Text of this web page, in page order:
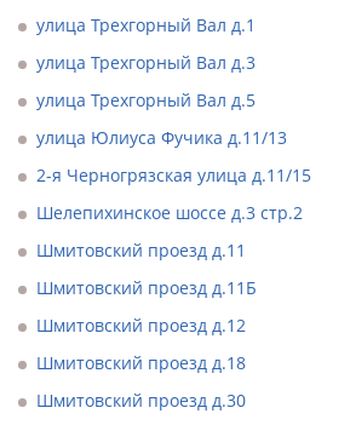
улица Трехгорный Вал д.1
улица Трехгорный Вал д.3
улица Трехгорный Вал д.5
улица Юлиуса Фучика д.11/13
2-я Черногрязская улица д.11/15
Шелепихинское шоссе д.3 стр.2
Шмитовский проезд д.11
Шмитовский проезд д.11Б
Шмитовский проезд д.12
Шмитовский проезд д.18
Шмитовский проезд д.30